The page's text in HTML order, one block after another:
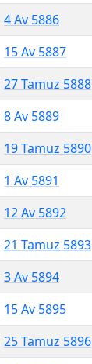
4 Av 5886
15 Av 5887
27 Tamuz 5888
8 Av 5889
19 Tamuz 5890
1 Av 5891
12 Av 5892
21 Tamuz 5893
3 Av 5894
15 Av 5895
25 Tamuz 5896